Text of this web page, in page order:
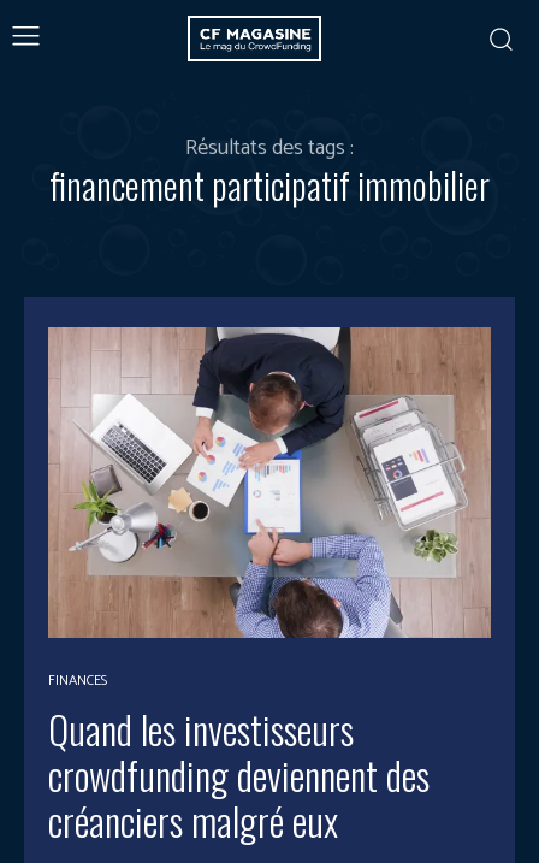
Résultats des tags :
financement participatif immobilier
FINANCES
Quand les investisseurs
crowdfunding deviennent des
créanciers malgré eux